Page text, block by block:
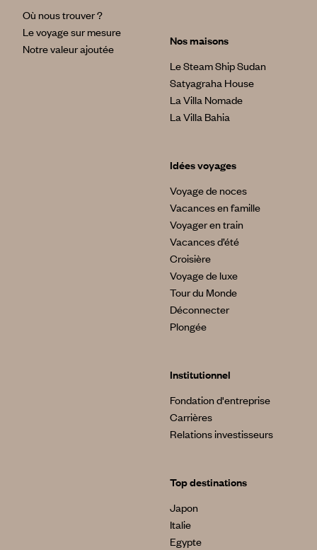
Où nous trouver ?
Le voyage sur mesure
Notre valeur ajoutée
Nos maisons
Le Steam Ship Sudan
Satyagraha House
La Villa Nomade
La Villa Bahia
Idées voyages
Voyage de noces
Vacances en famille
Voyager en train
Vacances d’été
Croisière
Voyage de luxe
Tour du Monde
Déconnecter
Plongée
Institutionnel
Fondation d'entreprise
Carrières
Relations investisseurs
Top destinations
Japon
Italie
Egypte